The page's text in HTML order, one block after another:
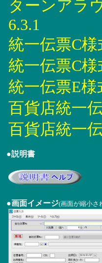
ターンアラ
6.3.1
統一伝票C様
統一伝票C様
統一伝票E様
百貨店統一
百貨店統一
●説明書
●画面イメージ(画面が縮小さ